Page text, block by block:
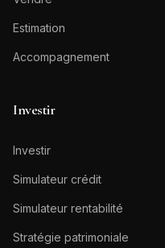
Estimation
Accompagnement
Investir
Investir
Simulateur crédit
Simulateur rentabilité
Stratégie patrimoniale